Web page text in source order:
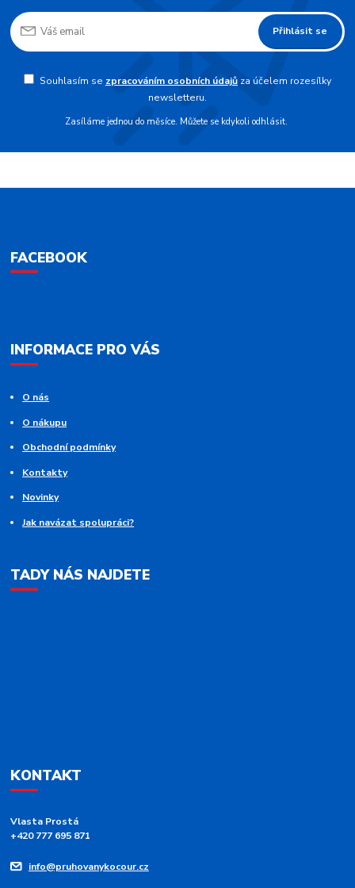
Přihlásit se
Souhlasím se zpracováním osobních údajůza účelem rozesílky
newsletteru.
Zasíláme jednou do měsíce. Můžete se kdykoli odhlásit.
FACEBOOK
INFORMACE PRO VÁS
O nás
O nákupu
Obchodní podmínky
Kontakty
Novinky
Jak navázat spolupráci?
TADY NÁS NAJDETE
KONTAKT
Vlasta Prostá
+420 777 695 871
info@pruhovanykocour.cz